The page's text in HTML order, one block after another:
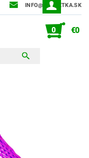
INFO@EKONETKA.SK
0 €0